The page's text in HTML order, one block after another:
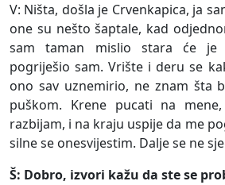
V: Ništa, došla je Crvenkapica, ja
one su nešto šaptale, kad
sam taman mislio stara će je
pogriješio sam. Vrište i deru se
ono sav uznemirio, ne znam šta
puškom. Krene pucati na
razbijam, i na kraju uspije da me
silne se onesvijestim. Dalje se ne
Š: Dobro, izvori kažu da ste se